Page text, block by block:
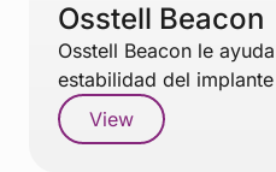
Osstell Beacon
Osstell Beacon le
estabilidad del
View